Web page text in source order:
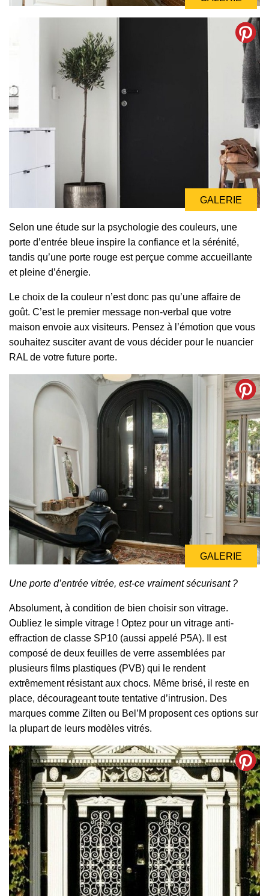
GALERIE
GALERIE
GALERIE
Selon une étude sur la psychologie des couleurs, une
porte d’entrée bleue inspire la confiance et la sérénité,
tandis qu’une porte rouge est perçue comme accueillante
et pleine d’énergie.
Le choix de la couleur n’est donc pas qu’une affaire de
goût. C’est le premier message non-verbal que votre
maison envoie aux visiteurs. Pensez à l’émotion que vous
souhaitez susciter avant de vous décider pour le nuancier
RAL de votre future porte.
GALERIE
GALERIE
GALERIE
Une porte d’entrée vitrée, est-ce vraiment sécurisant ?
Absolument, à condition de bien choisir son vitrage.
Oubliez le simple vitrage ! Optez pour un vitrage anti-
effraction de classe SP10 (aussi appelé P5A). Il est
composé de deux feuilles de verre assemblées par
plusieurs films plastiques (PVB) qui le rendent
extrêmement résistant aux chocs. Même brisé, il reste en
place, décourageant toute tentative d’intrusion. Des
marques comme Zilten ou Bel’M proposent ces options sur
la plupart de leurs modèles vitrés.